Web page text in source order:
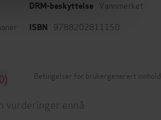
DRM-beskyttelse Vannmerket
ISBN 9788202811150
Betingelser for brukergenerert innhold
vurderinger ennå